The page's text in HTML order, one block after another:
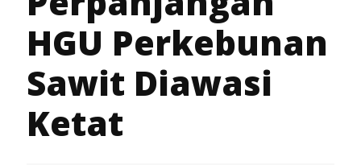
HGU Perkebunan
Sawit Diawasi
Ketat